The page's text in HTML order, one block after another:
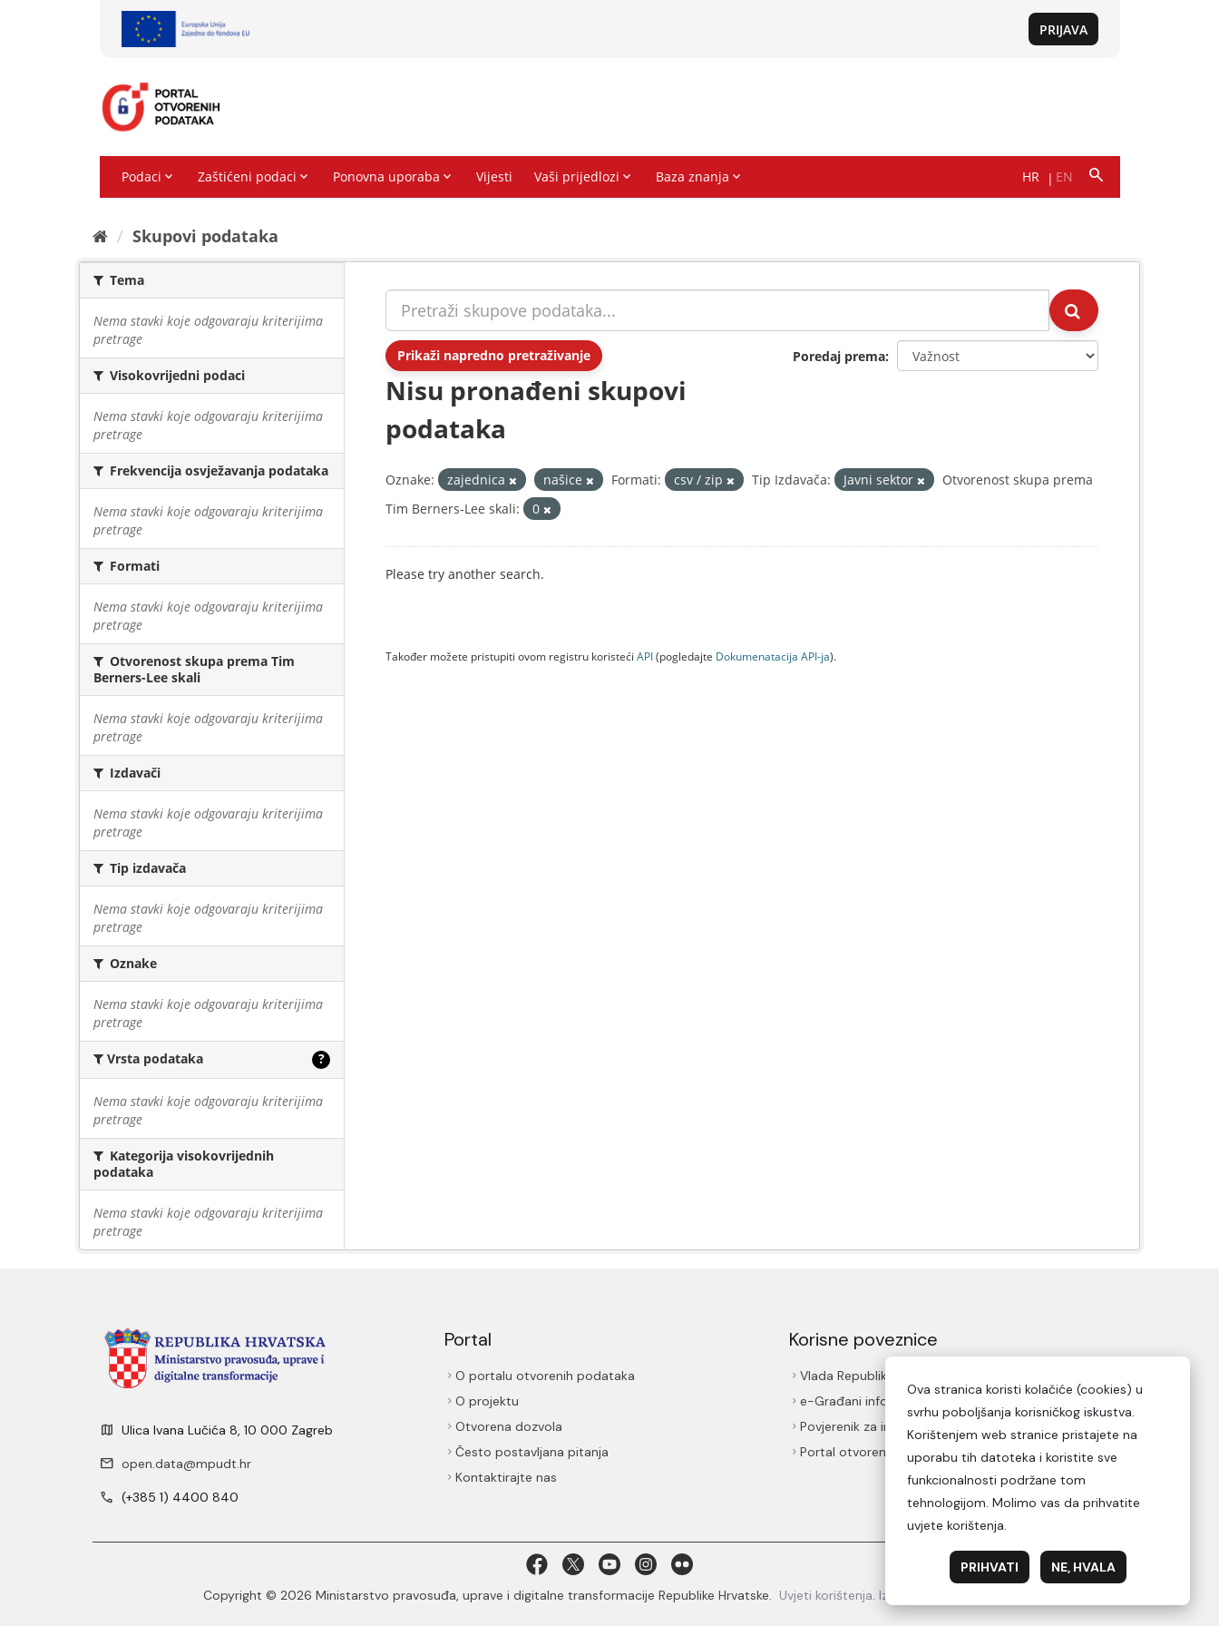
Skupovi podаtаkа
Tema
Nema stavki koje odgovaraju kriterijima
pretrage
Visokovrijedni podaci
Nema stavki koje odgovaraju kriterijima
pretrage
Frekvencija osvježavanja podataka
Nema stavki koje odgovaraju kriterijima
pretrage
Formati
Nema stavki koje odgovaraju kriterijima
pretrage
Otvorenost skupa prema Tim
Berners-Lee skali
Nema stavki koje odgovaraju kriterijima
pretrage
Izdavači
Nema stavki koje odgovaraju kriterijima
pretrage
Tip izdavača
Nema stavki koje odgovaraju kriterijima
pretrage
Oznake
Nema stavki koje odgovaraju kriterijima
pretrage
Vrsta podataka ?
Nema stavki koje odgovaraju kriterijima
pretrage
Kategorija visokovrijednih
podataka
Nema stavki koje odgovaraju kriterijima
pretrage
Prikaži napredno pretraživanje Poredaj prema
Nisu pronađeni skupovi
podataka
Oznake: zajednica našice Formati: csv / zip Tip Izdavača: Javni sektor
Otvorenost skupa prema
Tim Berners-Lee skali:
0
Please try another search.
Također možete pristupiti ovom registru koristeći API(pogledajte Dokumenаtаcijа API-jа).